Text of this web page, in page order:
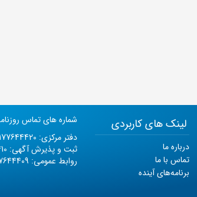
شماره های تماس
دفتر مرکزی: 02177644420
ثبت و پذیرش آگهی: 02177644410
روابط عمومی: 02177644409
لینک های کاربردی
درباره ما
تماس با ما
برنامه‌های آینده